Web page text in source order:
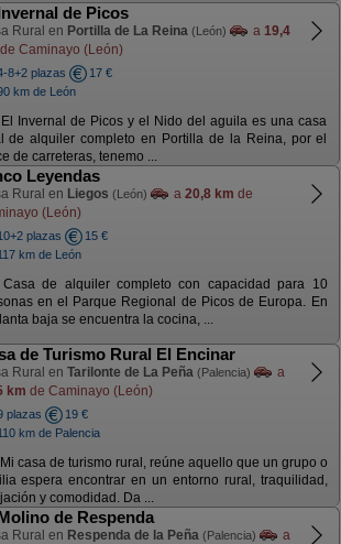
de Picos
Rural en Portilla de La Reina (León) a 19,4
de Caminayo (León)
8+2 plazas
17 €
km de León
El Invernal de Picos y el Nido del aguila es una casa
de alquiler completo en Portilla de la Reina, por el
de carreteras, tenemo ...
Leyendas
Rural en Liegos (León) a 20,8 km de
(León)
plazas
15 €
km de León
Casa de alquiler completo con capacidad para 10
en el Parque Regional de Picos de Europa. En
baja se encuentra la cocina, ...
de Turismo Rural El Encinar
Rural en Tarilonte de La Peña (Palencia)
a
km de Caminayo (León)
plazas
19 €
km de Palencia
Mi casa de turismo rural, reúne aquello que un grupo o
espera encontrar en un entorno rural, traquilidad,
y comodidad. Da ...
de Respenda
Rural en Respenda de la Peña (Palencia)
a